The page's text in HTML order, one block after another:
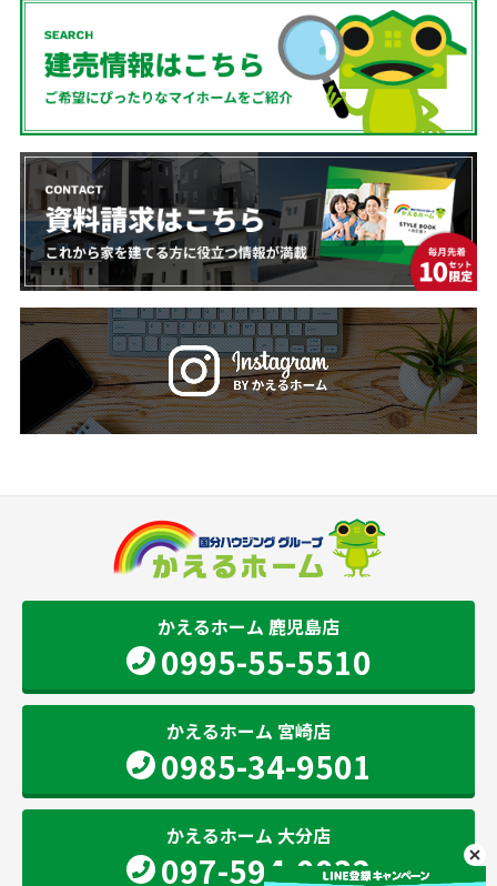
かえるホーム 鹿児島店
0995-55-5510
かえるホーム 宮崎店
0985-34-9501
かえるホーム 大分店
097-594-0032